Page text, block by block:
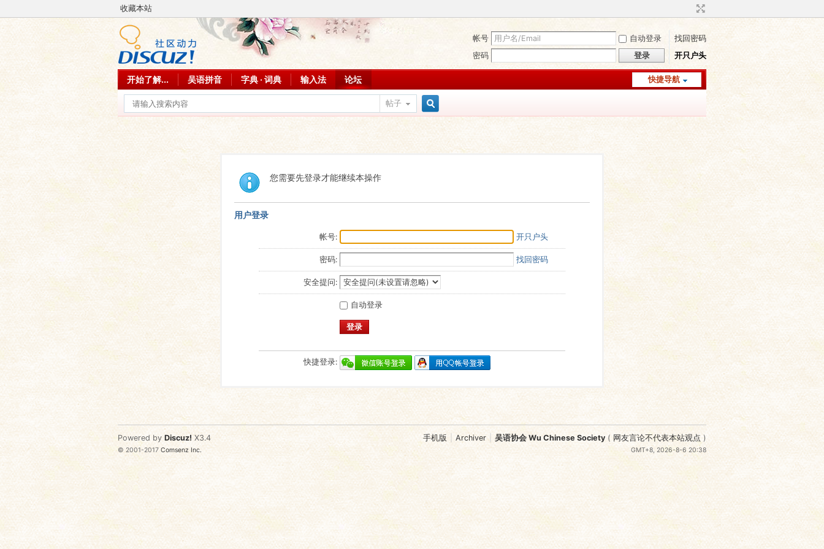
收藏本站
帐号 自动登录
找回密码
密码
登录 开只户头
快捷导航
开始了解... 吴语拼音 字典 · 词典 输入法 论坛
帖子
您需要先登录才能继续本操作
用户登录
帐号: 开只户头
密码: 找回密码
安全提问:
自动登录
登录
快捷登录:
手机版 Archiver 吴语协会 Wu Chinese Society ( 网友言论不代表本站观点 )
GMT+8, 2026-8-6 20:38
Powered by Discuz! X3.4
© 2001-2017Comsenz Inc.